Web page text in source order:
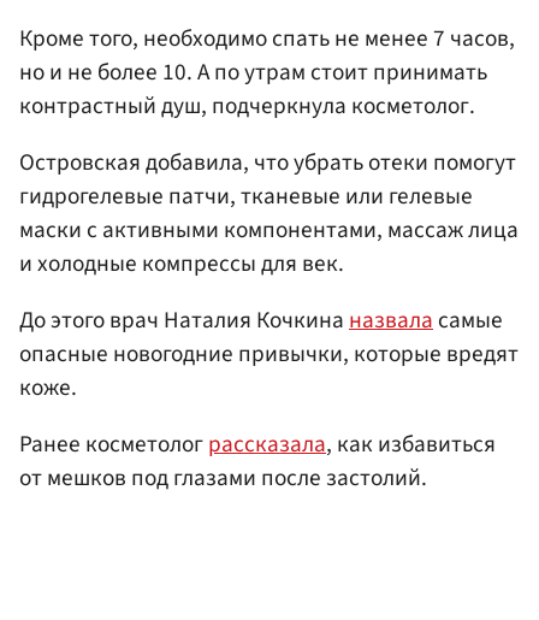
Кроме того, необходимо спать не менее 7 часов,
но и не более 10. А по утрам стоит принимать
контрастный душ, подчеркнула косметолог.
Островская добавила, что убрать отеки помогут
гидрогелевые патчи, тканевые или гелевые
маски с активными компонентами, массаж лица
и холодные компрессы для век.
До этого врач Наталия Кочкинаназваласамые
опасные новогодние привычки, которые вредят
коже.
Ранее косметолограссказала, как избавиться
от мешков под глазами после застолий.